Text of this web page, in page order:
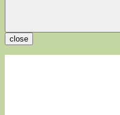
close